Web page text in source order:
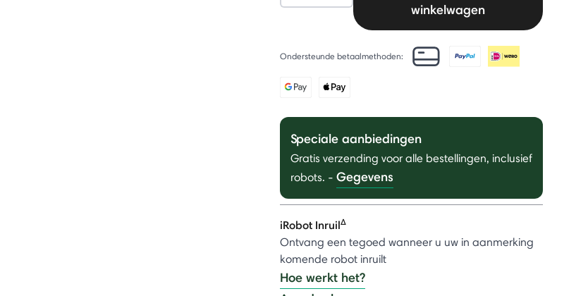
winkelwagen
Ondersteunde betaalmethoden:
Speciale aanbiedingen
Gratis verzending voor alle bestellingen, inclusief
robots. - Gegevens
iRobot InruilΔ
Ontvang een tegoed wanneer u uw in aanmerking
komende robot inruilt
Hoe werkt het?